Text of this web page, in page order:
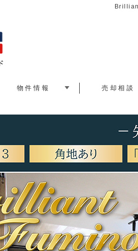
物件情報 売却相